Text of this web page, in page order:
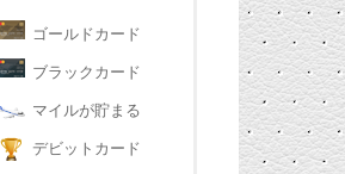
ゴールドカード
ブラックカード
マイルが貯まる
デビットカード